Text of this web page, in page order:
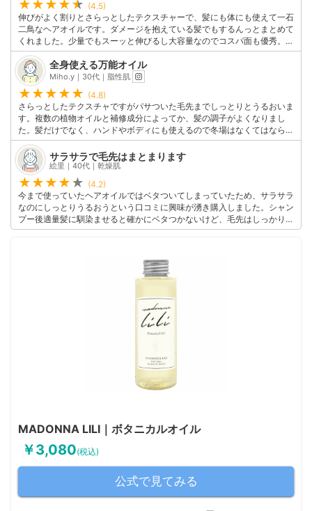
(4.5)
伸びがよく割りとさらっとしたテクスチャーで、髪にも体にも使えて一石
二鳥なヘアオイルです。ダメージを抱えている髪でもするんっとまとめて
くれました。少量でもスーッと伸びるし大容量なのでコスパ面も優秀。女
性らしいグリーンフローラルフルーティーの香りがふわっと香るのも好
き！！
全身使える万能オイル
Miho.y｜30代｜脂性肌
(4.8)
さらっとしたテクスチャですがパサついた毛先までしっとりとうるおいま
す。複数の植物オイルと補修成分によってか、髪の調子がよくなりまし
た。髪だけでなく、ハンドやボディにも使えるので冬場はなくてはならな
い大好きな商品です。
このユーザーの他の口コミを見る
サラサラで毛先はまとまります
絵里｜40代｜乾燥肌
(4.2)
今まで使っていたヘアオイルではベタついてしまっていたため、サラサラ
なのにしっとりうるおうという口コミに興味が湧き購入しました。シャン
プー後適量髪に馴染ませると確かにベタつかないけど、毛先はしっかりと
まとまりを感じます。また、スタイリング剤としても使ってみましたが程
MADONNA LILI｜ボタニカルオイル
￥3,080(税込)
公式で見てみる